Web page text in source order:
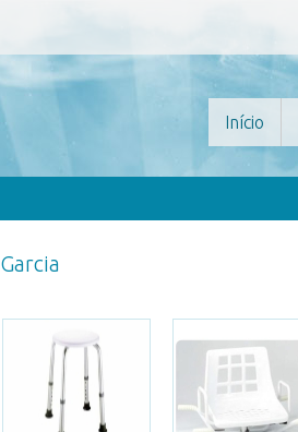
Início
Garcia